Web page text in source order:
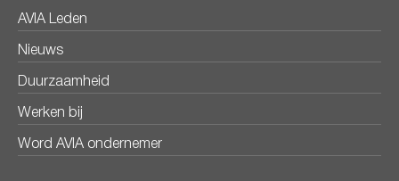
AVIA Leden
Nieuws
Duurzaamheid
Werken bij
Word AVIA ondernemer